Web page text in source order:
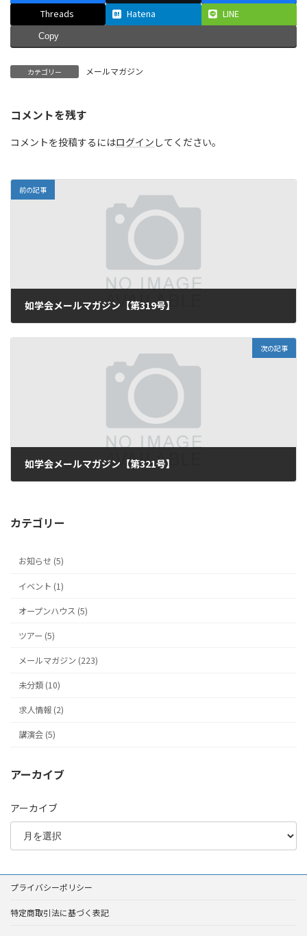
Threads
Hatena LINE
Copy
カテゴリー メールマガジン
コメントを残す
コメントを投稿するにはログイン してください。
前の記事
如学会メールマガジン【第319号】
次の記事
如学会メールマガジン【第321号】
カテゴリー
お知らせ (5)
イベント (1)
オープンハウス (5)
ツアー (5)
メールマガジン (223)
未分類 (10)
求人情報 (2)
講演会 (5)
アーカイブ
アーカイブ
プライバシーポリシー
特定商取引法に基づく表記